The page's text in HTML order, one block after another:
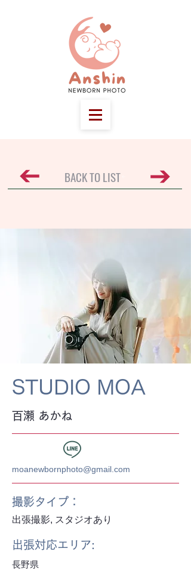
BACK TO LIST
STUDIO MOA
百瀬 あかね
moanewbornphoto@gmail.com
​撮影タイプ：
出張撮影, スタジオあり
出張対応エリア:
長野県